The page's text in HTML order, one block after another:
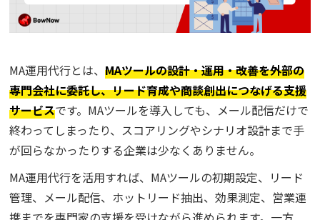
お問い合わせ
マニュアルサイト
MA運用代行とは、MAツールの設計・運用・改善を外部の
専門会社に委託し、リード育成や商談創出につなげる支援
サービスです。MAツールを導入しても、メール配信だけで
終わってしまったり、スコアリングやシナリオ設計まで手
が回らなかったりする企業は少なくありません。
MA運用代行を活用すれば、MAツールの初期設定、リード
管理、メール配信、ホットリード抽出、効果測定、営業連